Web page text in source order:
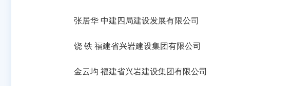
张居华 中建四局建设发展有限公司
饶 铁 福建省兴岩建设集团有限公司
金云均 福建省兴岩建设集团有限公司